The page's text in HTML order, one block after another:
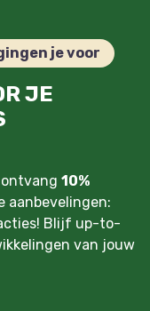
je voor
JE
10%
aanbevelingen:
Blijf up-to-
van jouw